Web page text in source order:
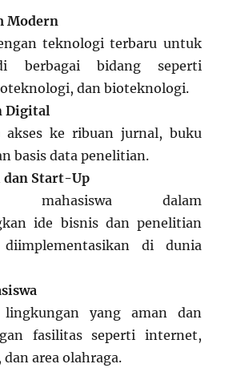
Modern
teknologi terbaru untuk
berbagai bidang seperti
dan bioteknologi.
Digital
akses ke ribuan jurnal, buku
basis data penelitian.
dan Start-Up
mahasiswa dalam
ide bisnis dan penelitian
di dunia
lingkungan yang aman dan
fasilitas seperti internet,
area olahraga.